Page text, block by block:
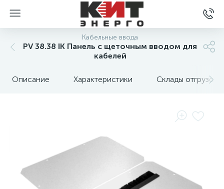
Кабельные ввода
PV 38.38 IK Панель с щеточным вводом для
кабелей
Описание Характеристики Склады отгрузок